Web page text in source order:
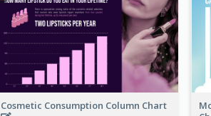
Cosmetic Consumption Column Chart